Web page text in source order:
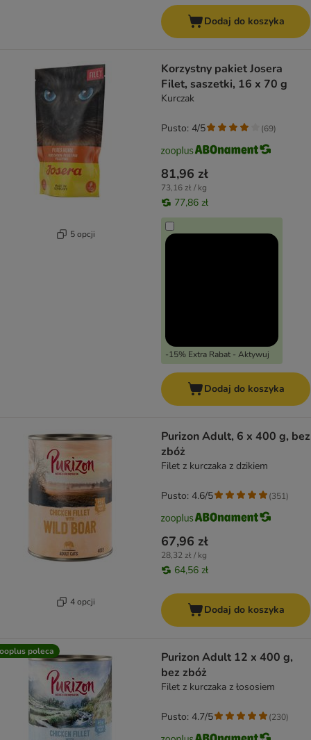
Dodaj do koszyka
5 opcji
Korzystny pakiet Josera
Filet, saszetki, 16 x 70 g
Kurczak
81,96 zł
73,16 zł / kg
77,86 zł
-15% Extra Rabat - Aktywuj
Pusto: 4/5 (69)
Dodaj do koszyka
4 opcji
Purizon Adult, 6 x 400 g, bez
zbóż
Filet z kurczaka z dzikiem
67,96 zł
28,32 zł / kg
64,56 zł
Pusto: 4.6/5 (351)
Dodaj do koszyka
poleca
Purizon Adult 12 x 400 g,
bez zbóż
Filet z kurczaka z łososiem
Pusto: 4.7/5 (230)